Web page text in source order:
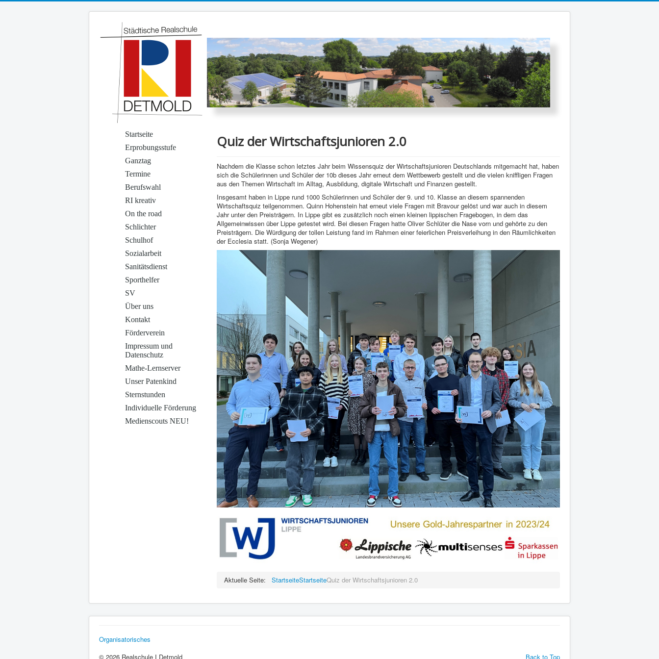
Startseite
Erprobungsstufe
Ganztag
Termine
Berufswahl
RI kreativ
On the road
Schlichter
Schulhof
Sozialarbeit
Sanitätsdienst
Sporthelfer
SV
Über uns
Kontakt
Förderverein
Impressum und
Datenschutz
Mathe-Lernserver
Unser Patenkind
Sternstunden
Individuelle Förderung
Medienscouts NEU!
Quiz der Wirtschaftsjunioren 2.0
Nachdem die Klasse schon letztes Jahr beim Wissensquiz der Wirtschaftsjunioren Deutschlands mitgemacht hat, haben
sich die Schülerinnen und Schüler der 10b dieses Jahr erneut dem Wettbewerb gestellt und die vielen kniffligen Fragen
aus den Themen Wirtschaft im Alltag, Ausbildung, digitale Wirtschaft und Finanzen gestellt.
Insgesamt haben in Lippe rund 1000 Schülerinnen und Schüler der 9. und 10. Klasse an diesem spannenden
Wirtschaftsquiz teilgenommen. Quinn Hohenstein hat erneut viele Fragen mit Bravour gelöst und war auch in diesem
Jahr unter den Preisträgern. In Lippe gibt es zusätzlich noch einen kleinen lippischen Fragebogen, in dem das
Allgemeinwissen über Lippe getestet wird. Bei diesen Fragen hatte Oliver Schlüter die Nase vorn und gehörte zu den
Preisträgern. Die Würdigung der tollen Leistung fand im Rahmen einer feierlichen Preisverleihung in den Räumlichkeiten
der Ecclesia statt. (Sonja Wegener)
Aktuelle Seite: StartseiteStartseiteQuiz der Wirtschaftsjunioren 2.0
Organisatorisches
Back to Top
© 2026 Realschule I Detmold